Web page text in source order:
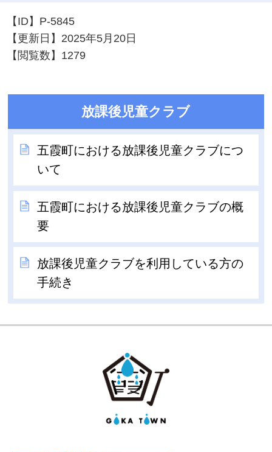
【ID】 P-5845
【更新日】 2025年5月20日
【閲覧数】 1279
放課後児童クラブ
五霞町における放課後児童クラブにつ
いて
五霞町における放課後児童クラブの概
要
放課後児童クラブを利用している方の
手続き